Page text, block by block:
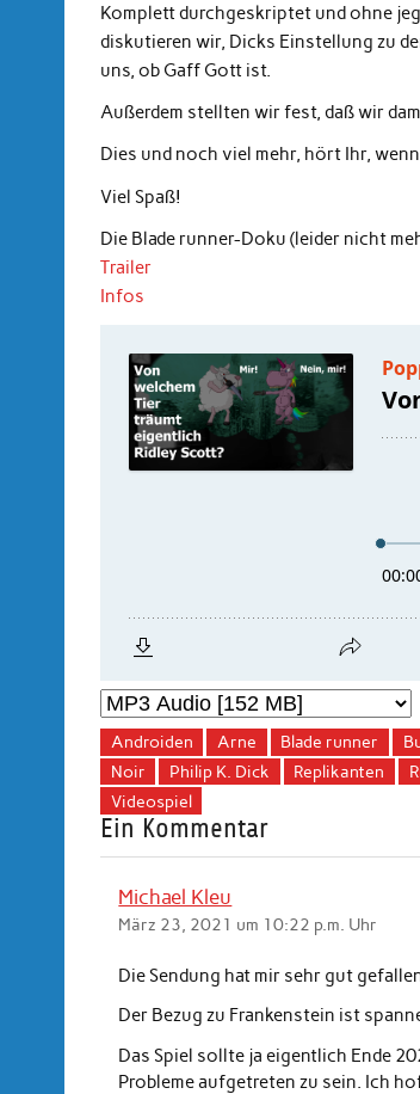
Komplett durchgeskriptet und ohne
diskutieren wir, Dicks Einstellung zu
uns, ob Gaff Gott ist.
Außerdem stellten wir fest, daß wir
Dies und noch viel mehr, hört Ihr,
Viel Spaß!
Die Blade runner-Doku (leider nicht
Trailer
Infos
Androiden Arne Blade runner
Noir
Philip K. Dick Replikanten
Videospiel
Ein Kommentar
Michael Kleu
März 23, 2021 um 10:22 p.m. Uhr
Die Sendung hat mir sehr gut
Der Bezug zu Frankenstein ist
Das Spiel sollte ja eigentlich Ende
Probleme aufgetreten zu sein. Ich